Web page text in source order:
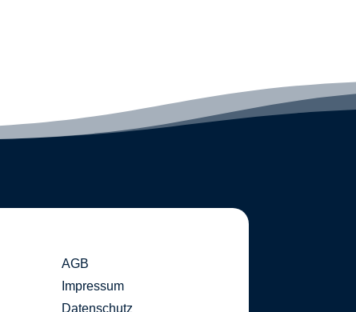
AGB
Impressum
Datenschutz